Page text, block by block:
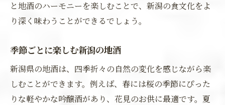
と地酒のハーモニーを楽しむことで、新潟の食文化をよ
り深く味わうことができるでしょう。
季節ごとに楽しむ新潟の地酒
新潟県の地酒は、四季折々の自然の変化を感じながら楽
しむことができます。例えば、春には桜の季節にぴった
りな軽やかな吟醸酒があり、花見のお供に最適です。夏